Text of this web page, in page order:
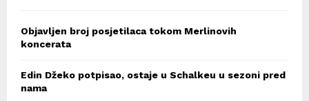
Objavljen broj posjetilaca tokom Merlinovih
koncerata
Edin Džeko potpisao, ostaje u Schalkeu u sezoni pred
nama